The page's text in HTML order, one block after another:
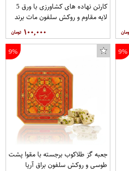
کارتن نهاده های کشاورزی با ورق 5
لایه مقاوم و روکش سلفون مات برند
۱۰۰,۰۰۰
9%
9%
جعبه گز طلاکوب برجسته با مقوا پشت
طوسی و روکش سلفون براق آریا